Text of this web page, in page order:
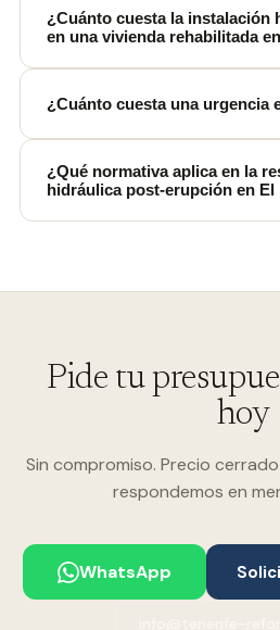
¿Cuánto cuesta la instalación
en una vivienda rehabilitada
¿Cuánto cuesta una urgencia
¿Qué normativa aplica en la
hidráulica post-erupción en El
Pide tu
hoy
Sin compromiso. Precio
respondemos en
WhatsApp